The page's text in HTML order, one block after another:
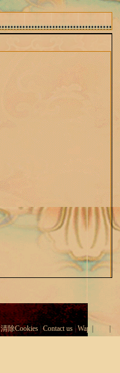
清除Cookies|Contact us|Wap